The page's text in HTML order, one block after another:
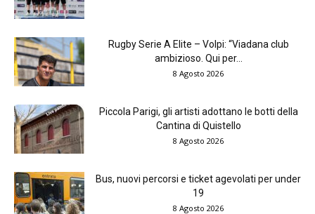
Rugby Serie A Elite – Volpi: “Viadana club
ambizioso. Qui per...
8 Agosto 2026
Piccola Parigi, gli artisti adottano le botti della
Cantina di Quistello
8 Agosto 2026
Bus, nuovi percorsi e ticket agevolati per under
19
8 Agosto 2026